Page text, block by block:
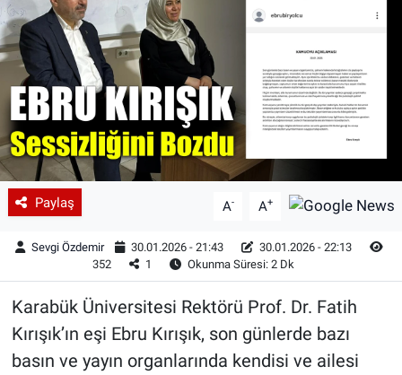
Paylaş A- A+
Sevgi Özdemir 30.01.2026 - 21:43
30.01.2026 - 22:13
352
1 Okunma Süresi: 2 Dk
Karabük Üniversitesi Rektörü Prof. Dr. Fatih
Kırışık’ın eşi Ebru Kırışık, son günlerde bazı
basın ve yayın organlarında kendisi ve ailesi